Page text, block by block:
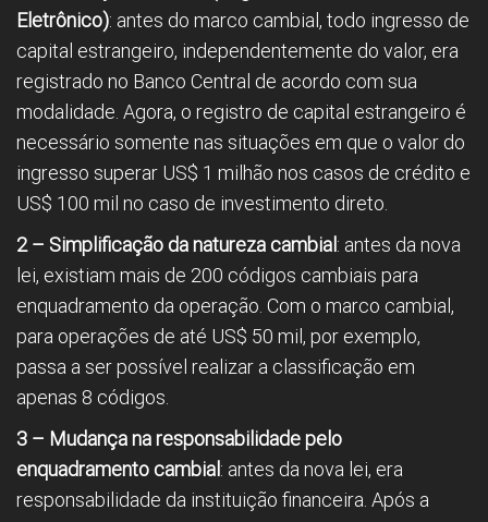
Eletrônico): antes do marco cambial, todo ingresso de
capital estrangeiro, independentemente do valor, era
registrado no Banco Central de acordo com sua
modalidade. Agora, o registro de capital estrangeiro é
necessário somente nas situações em que o valor do
ingresso superar US$ 1 milhão nos casos de crédito e
US$ 100 mil no caso de investimento direto.
2 – Simplificação da natureza cambial: antes da nova
lei, existiam mais de 200 códigos cambiais para
enquadramento da operação. Com o marco cambial,
para operações de até US$ 50 mil, por exemplo,
passa a ser possível realizar a classificação em
apenas 8 códigos.
3 – Mudança na responsabilidade pelo
enquadramento cambial: antes da nova lei, era
responsabilidade da instituição financeira. Após a